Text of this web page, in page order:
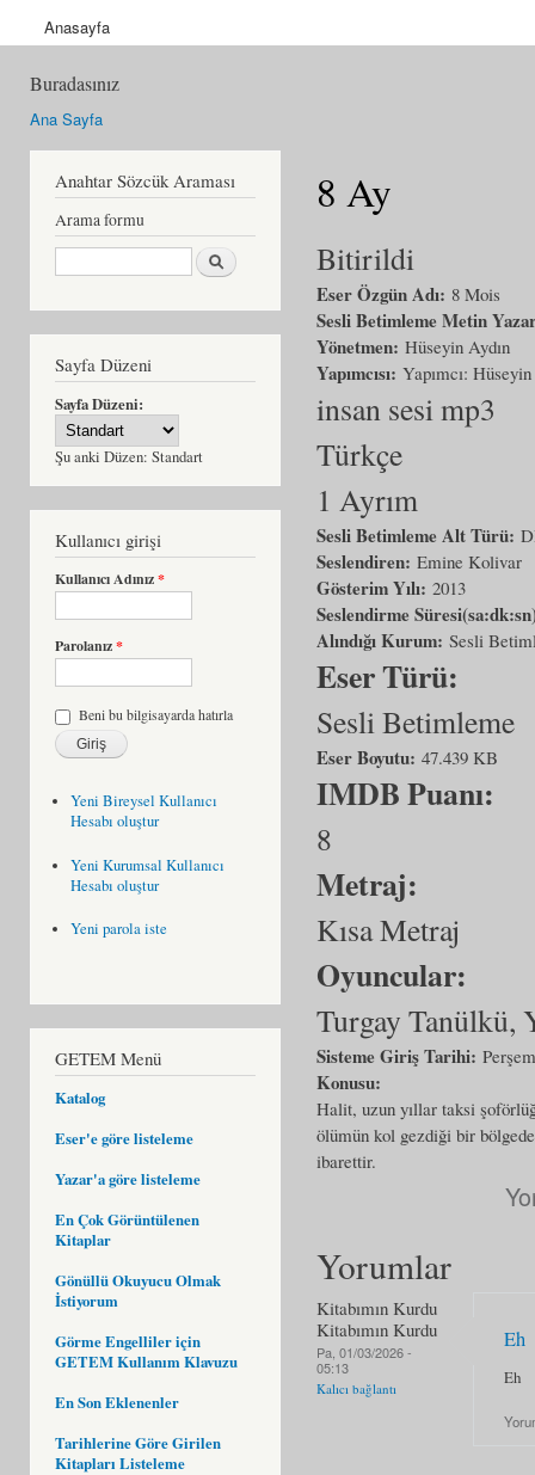
Anasayfa
Buradasınız
Ana Sayfa
Anahtar Sözcük Araması
Arama formu
Ara
Sayfa Düzeni
Sayfa Düzeni:
Şu anki Düzen: Standart
Kullanıcı girişi
Kullanıcı Adınız*
Parolanız*
Beni bu bilgisayarda hatırla
Yeni Bireysel Kullanıcı
Hesabı oluştur
Yeni Kurumsal Kullanıcı
Hesabı oluştur
Yeni parola iste
GETEM Menü
Katalog
Eser'e göre listeleme
Yazar'a göre listeleme
En Çok Görüntülenen
Kitaplar
Gönüllü Okuyucu Olmak
İstiyorum
Görme Engelliler için
GETEM Kullanım Klavuzu
En Son Eklenenler
Tarihlerine Göre Girilen
Kitapları Listeleme
8 Ay
Bitirildi
Eser Özgün Adı: 8 Mois
Sesli Betimleme Metin
Yönetmen: Hüseyin Aydın
Yapımcısı: Yapımcı:
insan sesi mp3
Türkçe
1 Ayrım
Sesli Betimleme Alt Türü:
Seslendiren: Emine Kolivar
Gösterim Yılı: 2013
Seslendirme
Alındığı Kurum: Sesli
Eser Türü:
Sesli Betimleme
Eser Boyutu: 47.439 KB
IMDB Puanı:
8
Metraj:
Kısa Metraj
Oyuncular:
Turgay Tanülkü,
Sisteme Giriş Tarihi:
Konusu:
Halit, uzun yıllar taksi
ölümün kol gezdiği bir
ibarettir.
Yorumlar
Kitabımın Kurdu
Kitabımın Kurdu
Pa, 01/03/2026 -
05:13
Kalıcı bağlantı
Eh
Eh